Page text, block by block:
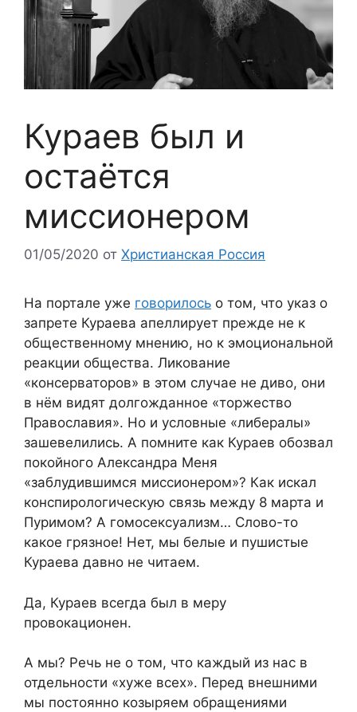
Кураев был и
остаётся
миссионером
01/05/2020 от Христианская Россия
На портале уже говорилось о том, что указ о
запрете Кураева апеллирует прежде не к
общественному мнению, но к эмоциональной
реакции общества. Ликование
«консерваторов» в этом случае не диво, они
в нём видят долгожданное «торжество
Православия». Но и условные «либералы»
зашевелились. А помните как Кураев обозвал
покойного Александра Меня
«заблудившимся миссионером»? Как искал
конспирологическую связь между 8 марта и
Пуримом? А гомосексуализм… Слово-то
какое грязное! Нет, мы белые и пушистые
Кураева давно не читаем.
Да, Кураев всегда был в меру
провокационен.
А мы? Речь не о том, что каждый из нас в
отдельности «хуже всех». Перед внешними
мы постоянно козыряем обращениями